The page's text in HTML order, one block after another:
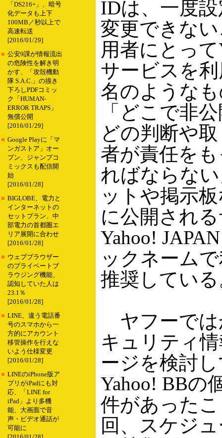
「DS216+」、暗号
化データも上下
100MB／秒以上で
高速転送
[2016/01/29]
■ 公安9課が情報流出
の危険性を解き明
かす、「攻殻機動
隊 S.A.C.」の描き
下ろしPDFコミッ
ク「HUMAN-
ERROR TRAPS」
無償公開
[2016/01/29]
■ Google Playに「マ
ンガストア」オー
プン、ジャンプコ
ミックスも配信開
始
[2016/01/28]
■ BIGLOBE、電力と
インターネットの
セットプラン、中
部電力の首都圏エ
リア展開に合わせ
[2016/01/28]
■ ウェブブラウザー
のプライベートブ
ラウジング機能、
認知していた人は
23.1％
[2016/01/28]
■ LINE、違う電話番
号のスマホから一
方的にアカウント
移管操作を行えな
いよう仕様変更
[2016/01/28]
■ LINEのiPhone版ア
プリがiPadにも対
応、「LINE for
iPad」より多機
能、大画面で音
声・ビデオ通話が
可能に
IDは、一度
変更できな
用者にとって
サービスを
名のような
「どこで非
どの判断や
者が責任を
ればならな
ットや掲示
に公開され
Yahoo!
ックネーム
推奨してい
ヤフーでは
キュリティ
ージを検討
Yahoo! BBの
件があった
回、スケジ